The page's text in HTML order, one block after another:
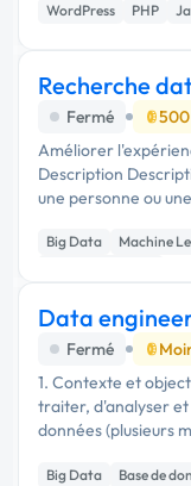
développement/
WordPress PHP
Recherche
Fermé
Améliorer
Description
une personne ou
partie
Contexte et objec...
Big Data
Machine
Data
Fermé
1. Contexte et
traiter, d'analyser
données (plusieurs
informations
Big Data Base de